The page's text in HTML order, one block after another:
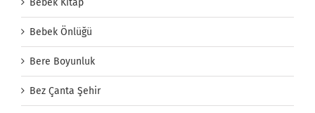
Bebek Önlüğü
Bere Boyunluk
Bez Çanta Şehir